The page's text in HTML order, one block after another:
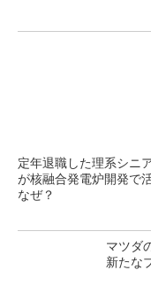
定年退職した理系シニ
が核融合発電炉開発で活
なぜ？
マツダ
新たな